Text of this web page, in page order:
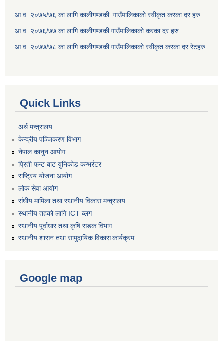
आ.व. २०७५/७६ का लागि कालीगण्डकी गाउँपालिकाको स्वीकृत करका दर हरु
आ.व. २०७६/७७ का लागि कालीगण्डकी गाउँपालिकाको करका दर हरु
आ.व. २०७७/७८ का लागि कालीगण्डकी गाउँपालिकाको स्वीकृत करका दर रेटहरु
Quick Links
अर्थ मन्त्रालय
केन्द्रीय पञ्जिकरण विभाग
नेपाल कानुन आयोग
प्रिती फन्ट बाट युनिकोड कन्भर्रटर
राष्ट्रिय योजना आयोग
लोक सेवा आयोग
संघीय मामिला तथा स्थानीय विकास मन्त्रालय
स्थानीय तहको लागि ICT ब्लग
स्थानीय पूर्वाधार तथा कृषि सडक विभाग
स्थानीय शासन तथा सामुदायिक विकास कार्यक्रम
Google map